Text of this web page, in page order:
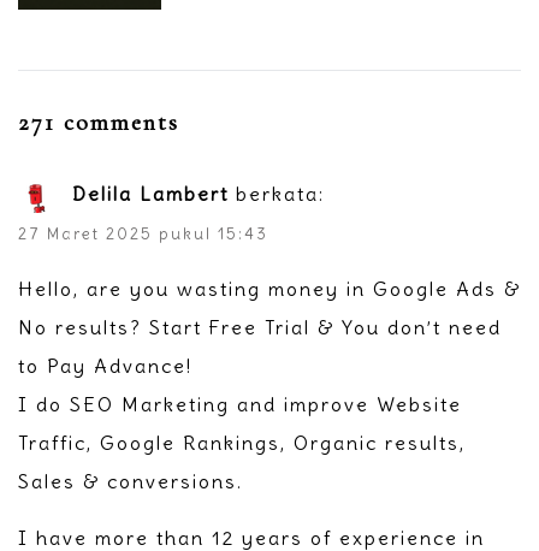
271 comments
Delila Lambert berkata:
27 Maret 2025 pukul 15:43
Hello, are you wasting money in Google Ads &
No results? Start Free Trial & You don’t need
to Pay Advance!
I do SEO Marketing and improve Website
Traffic, Google Rankings, Organic results,
Sales & conversions.
I have more than 12 years of experience in